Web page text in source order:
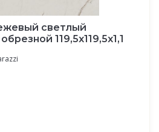
светлый
119,5x119,5x1,1